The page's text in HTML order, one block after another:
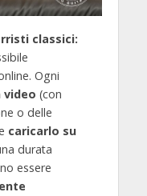
classici:
Ogni
video (con
o delle
caricarlo su
durata
essere